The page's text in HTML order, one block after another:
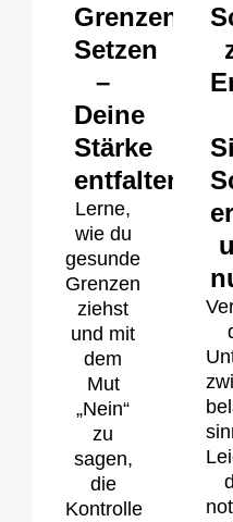
Grenzen
Setzen
–
Deine
Stärke
entfalten
Lerne,
wie du
gesunde
Grenzen
ziehst
und mit
dem
Mut
„Nein“
zu
sagen,
die
Kontrolle